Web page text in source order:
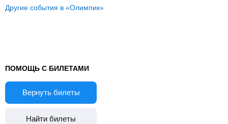
Другие события в «Олимпик»
ПОМОЩЬ С БИЛЕТАМИ
Вернуть билеты
Найти билеты